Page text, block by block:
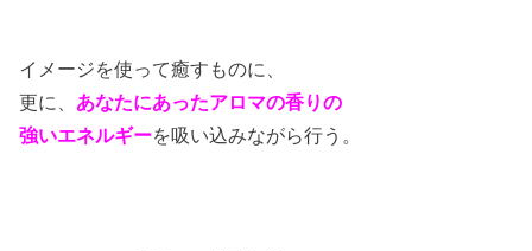
イメージを使って癒すものに、
更に、 あなたにあったアロマの香りの
強いエネルギーを吸い込みながら行う。